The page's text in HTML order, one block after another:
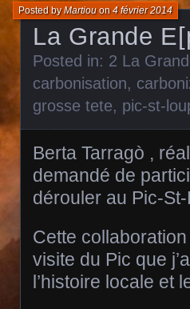
La Grande
Posted byMartiouon4 février 2014
Posted in: 2 La
carbonisation,
grosse tete, pic-st-
Berta Tarragò ,
demandé de
dérouler au Pic-
Cette
visite du Pic que
l’histoire locale et